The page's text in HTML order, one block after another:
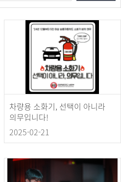
차량용 소화기, 선택이 아니라
의무입니다!
2025-02-21